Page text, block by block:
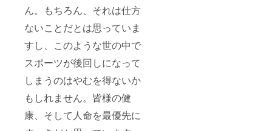
ん。もちろん、それは仕方
ないことだとは思っていま
すし、このような世の中で
スポーツが後回しになって
しまうのはやむを得ないか
もしれません。皆様の健
康、そして人命を最優先に